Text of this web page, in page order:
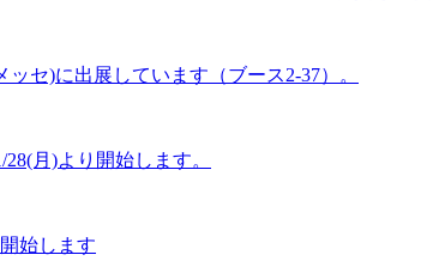
セ)に出展しています（ブース2-37）。
月)より開始します。
始します